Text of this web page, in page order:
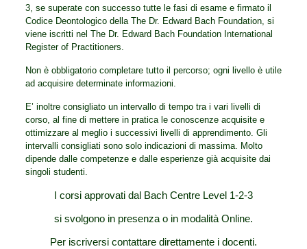
3, se superate con successo tutte le fasi di esame e firmato il
Codice Deontologico della The Dr. Edward Bach Foundation, si
viene iscritti nel The Dr. Edward Bach Foundation International
Register of Practitioners.
Non è obbligatorio completare tutto il percorso; ogni livello è utile
ad acquisire determinate informazioni.
E’ inoltre consigliato un intervallo di tempo tra i vari livelli di
corso, al fine di mettere in pratica le conoscenze acquisite e
ottimizzare al meglio i successivi livelli di apprendimento. Gli
intervalli consigliati sono solo indicazioni di massima. Molto
dipende dalle competenze e dalle esperienze già acquisite dai
singoli studenti.
I corsi approvati dal Bach Centre Level 1-2-3
si svolgono in presenza o in modalità Online.
Per iscriversi contattare direttamente i docenti.